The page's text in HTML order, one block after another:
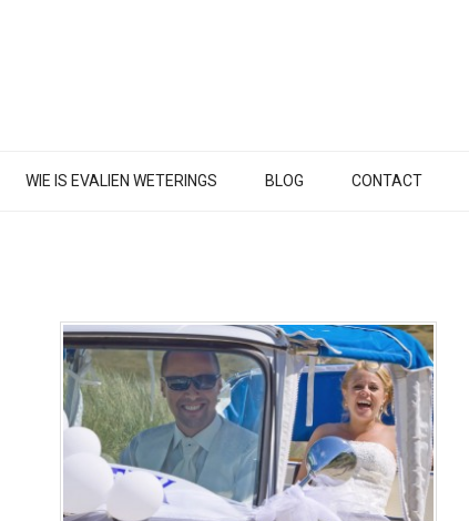
WIE IS EVALIEN WETERINGS BLOG CONTACT